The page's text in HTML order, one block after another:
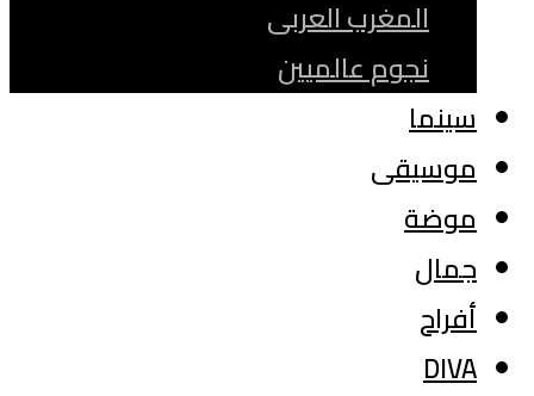
المغرب العربى
نجوم عالميين
سينما
موسيقى
موضة
جمال
أفراح
DIVA